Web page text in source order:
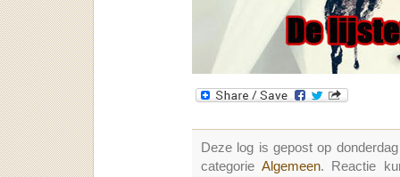
Deze log is gepost op
categorie Algemeen. Reactie